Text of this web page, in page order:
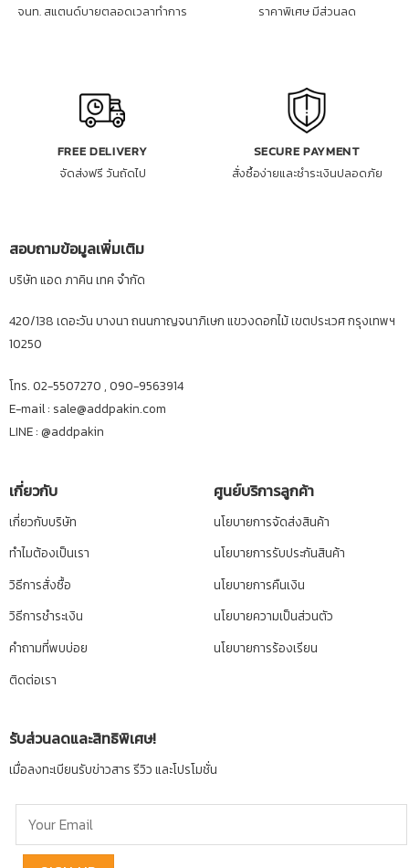
จนท. สแตนด์บายตลอดเวลาทำการ
ราคาพิเศษ มีส่วนลด
FREE DELIVERY
จัดส่งฟรี วันถัดไป
SECURE PAYMENT
สั่งซื้อง่ายและชำระเงินปลอดภัย
สอบถามข้อมูลเพิ่มเติม
บริษัท แอด ภาคิน เทค จำกัด
420/138 เดอะวัน บางนา ถนนกาญจนาภิเษก แขวงดอกไม้ เขตประเวศ กรุงเทพฯ
10250
โทร. 02-5507270 , 090-9563914
E-mail : sale@addpakin.com
LINE : @addpakin
เกี่ยวกับ
เกี่ยวกับบริษัท
ทำไมต้องเป็นเรา
วิธีการสั่งซื้อ
วิธีการชำระเงิน
คำถามที่พบบ่อย
ติดต่อเรา
ศูนย์บริการลูกค้า
นโยบายการจัดส่งสินค้า
นโยบายการรับประกันสินค้า
นโยบายการคืนเงิน
นโยบายความเป็นส่วนตัว
นโยบายการร้องเรียน
รับส่วนลดและสิทธิพิเศษ!
เมื่อลงทะเบียนรับข่าวสาร รีวิว และโปรโมชั่น